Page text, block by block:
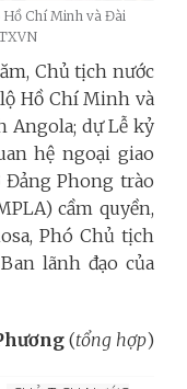
Hồ Chí Minh và Đài
Chủ tịch nước
Hồ Chí Minh và
Angola; dự Lễ kỷ
hệ ngoại giao
Phong trào
cầm quyền,
Phó Chủ tịch
lãnh đạo của
(tổng hợp)